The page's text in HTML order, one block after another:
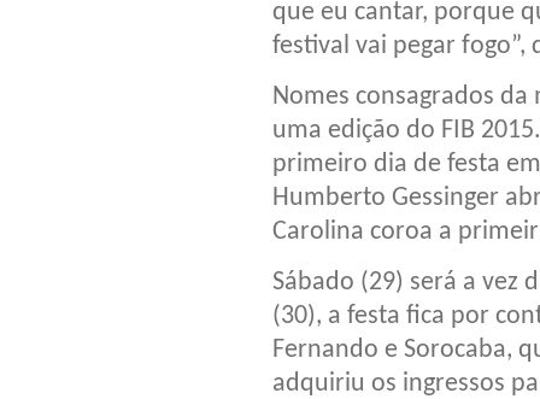
que eu cantar, porque
festival vai pegar fogo”,
Nomes consagrados da
uma edição do FIB
primeiro dia de festa
Humberto Gessinger
Carolina coroa a
Sábado (29) será a vez
(30), a festa fica por
Fernando e Sorocaba,
adquiriu os ingressos